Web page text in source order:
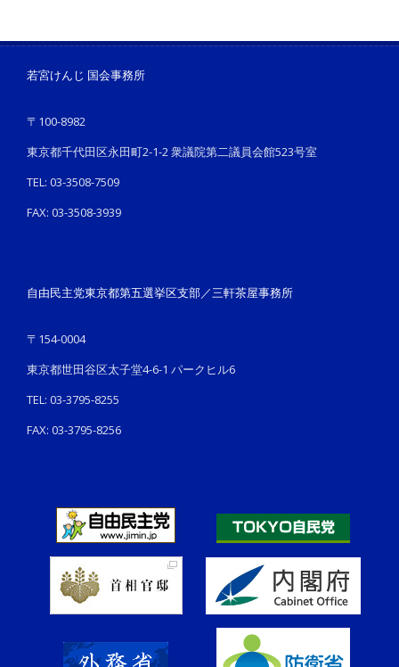
若宮けんじ 国会事務所
〒100-8982
東京都千代田区永田町2-1-2 衆議院第二議員会館523号室
TEL: 03-3508-7509
FAX: 03-3508-3939
自由民主党東京都第五選挙区支部／三軒茶屋事務所
〒154-0004
東京都世田谷区太子堂4-6-1 パークヒル6
TEL: 03-3795-8255
FAX: 03-3795-8256